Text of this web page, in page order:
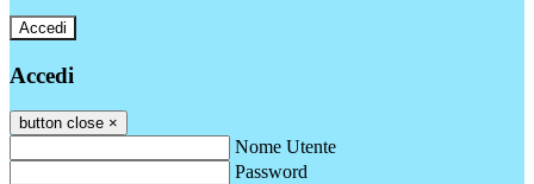
Accedi
Accedi
button close ×
Nome Utente
Password